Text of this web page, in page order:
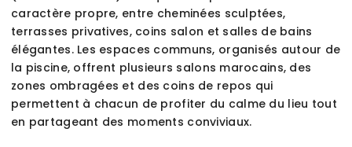
caractère propre, entre cheminées sculptées,
terrasses privatives, coins salon et salles de bains
élégantes. Les espaces communs, organisés autour de
la piscine, offrent plusieurs salons marocains, des
zones ombragées et des coins de repos qui
permettent à chacun de profiter du calme du lieu tout
en partageant des moments conviviaux.